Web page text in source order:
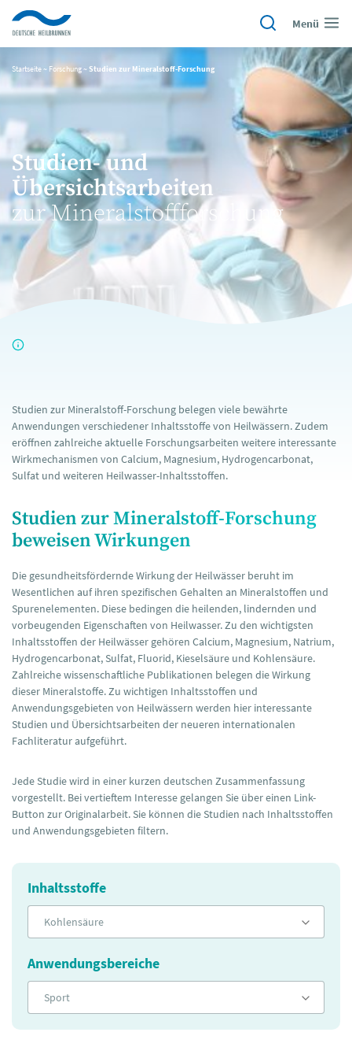
Menü
Startseite~ Forschung~ Studien zur Mineralstoff-Forschung
Studien- und
Übersichtsarbeiten
zur Mineralstoffforschung
Studien zur Mineralstoff-Forschung belegen viele bewährte
Anwendungen verschiedener Inhaltsstoffe von Heilwässern. Zudem
eröffnen zahlreiche aktuelle Forschungsarbeiten weitere interessante
Wirkmechanismen von Calcium, Magnesium, Hydrogencarbonat,
Sulfat und weiteren Heilwasser-Inhaltsstoffen.
Studien zur Mineralstoff-Forschung
beweisen Wirkungen
Die gesundheitsfördernde Wirkung der Heilwässer beruht im
Wesentlichen auf ihren spezifischen Gehalten an Mineralstoffen und
Spurenelementen. Diese bedingen die heilenden, lindernden und
vorbeugenden Eigenschaften von Heilwasser. Zu den wichtigsten
Inhaltsstoffen der Heilwässer gehören Calcium, Magnesium, Natrium,
Hydrogencarbonat, Sulfat, Fluorid, Kieselsäure und Kohlensäure.
Zahlreiche wissenschaftliche Publikationen belegen die Wirkung
dieser Mineralstoffe. Zu wichtigen Inhaltsstoffen und
Anwendungsgebieten von Heilwässern werden hier interessante
Studien und Übersichtsarbeiten der neueren internationalen
Fachliteratur aufgeführt.
Jede Studie wird in einer kurzen deutschen Zusammenfassung
vorgestellt. Bei vertieftem Interesse gelangen Sie über einen Link-
Button zur Originalarbeit. Sie können die Studien nach Inhaltsstoffen
und Anwendungsgebieten filtern.
Inhaltsstoffe
Kohlensäure
Anwendungsbereiche
Sport